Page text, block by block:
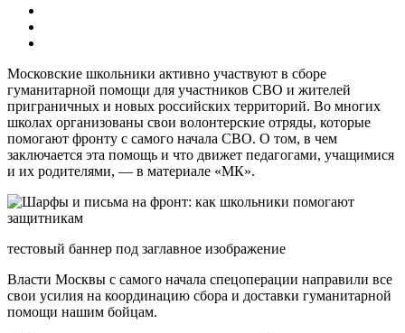
Московские школьники активно участвуют в сборе
гуманитарной помощи для участников СВО и жителей
приграничных и новых российских территорий. Во многих
школах организованы свои волонтерские отряды, которые
помогают фронту с самого начала СВО. О том, в чем
заключается эта помощь и что движет педагогами, учащимися
и их родителями, — в материале «МК».
тестовый баннер под заглавное изображение
Власти Москвы с самого начала спецоперации направили все
свои усилия на координацию сбора и доставки гуманитарной
помощи нашим бойцам.